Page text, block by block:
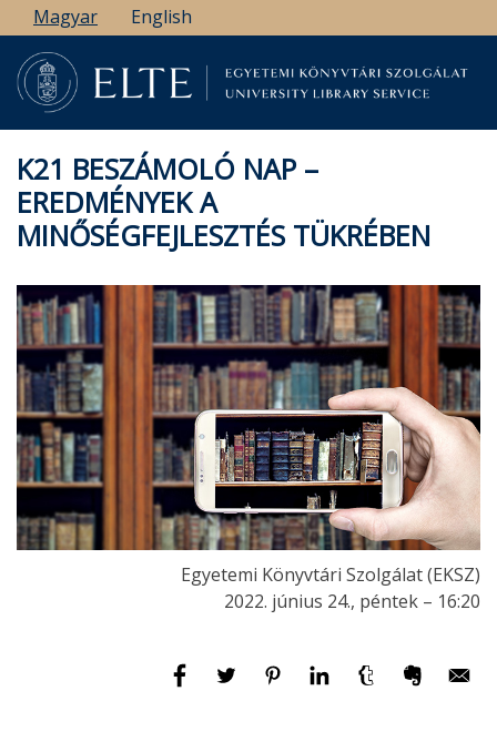
Ugrás
a
tartalomra
Magyar English
K21 BESZÁMOLÓ NAP –
EREDMÉNYEK A
MINŐSÉGFEJLESZTÉS TÜKRÉBEN
Egyetemi Könyvtári Szolgálat (EKSZ)
2022. június 24., péntek – 16:20